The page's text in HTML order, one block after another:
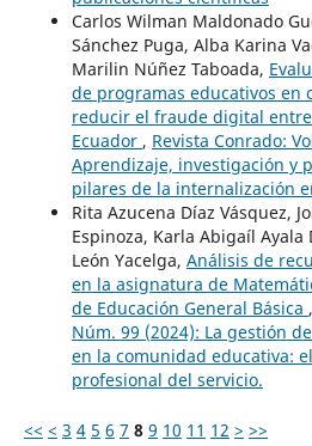
Carlos Wilman Maldonado
Sánchez Puga, Alba Karina
Marilin Núñez Taboada,
de programas educativos en
reducir el fraude digital
Ecuador , Revista Conrado:
Aprendizaje, investigación y
pilares de la internalización
Rita Azucena Díaz Vásquez,
Espinoza, Karla Abigaíl Ayala
León Yacelga, Análisis de
en la asignatura de
de Educación General Básica ,
Núm. 99 (2024): La gestión
en la comunidad educativa:
profesional del servicio.
<< < 3 4 5 6 7 8 9 10 11 12 > >>